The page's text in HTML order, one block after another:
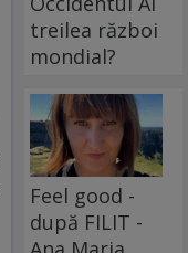
treilea război
mondial?
Feel good -
după FILIT -